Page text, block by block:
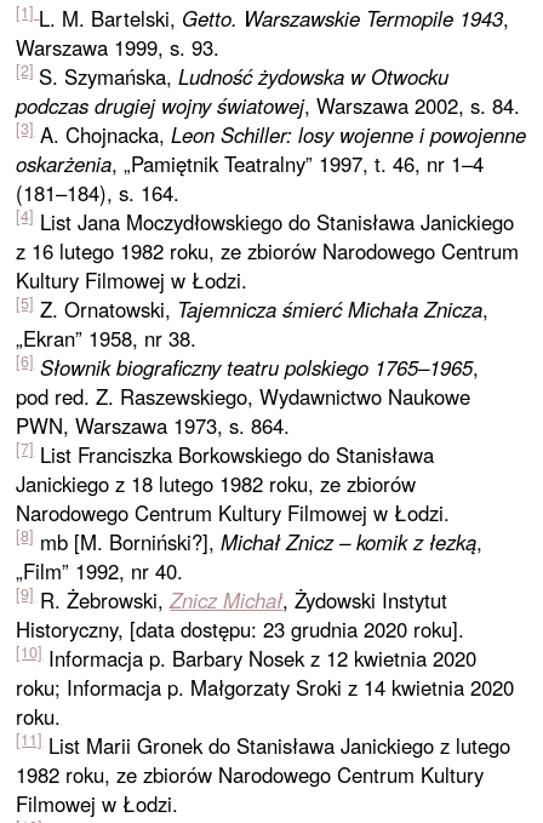
[1] L. M. Bartelski, Getto. Warszawskie Termopile 1943,
Warszawa 1999, s. 93.
[2] S. Szymańska,Ludność żydowska w Otwocku
podczas drugiej wojny światowej, Warszawa 2002, s. 84.
[3]A. Chojnacka,Leon Schiller: losy wojenne i powojenne
oskarżenia, „Pamiętnik Teatralny” 1997, t. 46, nr 1–4
(181–184), s. 164.
[4]List Jana Moczydłowskiego do Stanisława Janickiego
z 16 lutego 1982 roku, ze zbiorów Narodowego Centrum
Kultury Filmowej w Łodzi.
[5]Z. Ornatowski, Tajemnicza śmierć Michała Znicza,
„Ekran” 1958, nr 38.
[6] Słownik biograficzny teatru polskiego 1765–1965,
pod red. Z. Raszewskiego, Wydawnictwo Naukowe
PWN, Warszawa 1973, s. 864.
[7]List Franciszka Borkowskiego do Stanisława
Janickiego z 18 lutego 1982 roku, ze zbiorów
Narodowego Centrum Kultury Filmowej w Łodzi.
[8]mb [M. Borniński?],Michał Znicz – komik z łezką,
„Film” 1992, nr 40.
[9]R. Żebrowski,Znicz Michał, Żydowski Instytut
Historyczny, [data dostępu: 23 grudnia 2020 roku].
[10]Informacja p. Barbary Nosek z 12 kwietnia 2020
roku; Informacja p. Małgorzaty Sroki z 14 kwietnia 2020
roku.
[11]List Marii Gronek do Stanisława Janickiego z lutego
1982 roku, ze zbiorów Narodowego Centrum Kultury
Filmowej w Łodzi.